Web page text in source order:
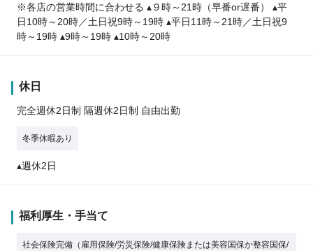
※各店の営業時間に合わせる ▴９時～21時（早番or遅番） ▴平
日10時～20時／土日祝9時～19時 ▴平日11時～21時／土日祝9
時～19時 ▴9時～19時 ▴10時～20時
休日
完全週休2日制 隔週休2日制 自由出勤
冬季休暇あり
▴週休2日
福利厚生・手当て
社会保険完備（雇用保険/労災保険/健康保険または美容国保か整容国保/